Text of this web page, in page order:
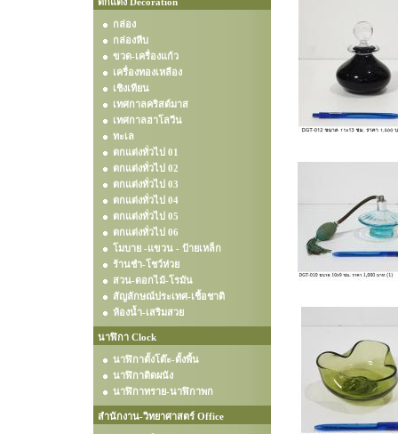
กล่อง
กล่องหีบ
ขวด-เครื่องแก้ว
เครื่องทองเหลือง
เชิงเทียน
เทศกาลคริสต์มาส
เทศกาลฮาโลวีน
ทะเล
ตกแต่งทั่วไป 01
ตกแต่งทั่วไป 02
ตกแต่งทั่วไป 03
ตกแต่งทั่วไป 04
ตกแต่งทั่วไป 05
ตกแต่งทั่วไป 06
โมบาย -แขวน - ป้ายเหล็ก
ร้านชำ-โชว์ห่วย
สวน-ดอกไม้-โรมัน
สัญลักษณ์ประเทศ-เชื้อชาติ
ห้องน้ำ-เสริมสวย
นาฬิกา Clock
นาฬิกาตั้งโต๊ะ-ตั้งพื้น
นาฬิกาติดผนัง
นาฬิกาทราย-นาฬิกาพก
สำนักงาน-วิทยาศาสตร์ Office